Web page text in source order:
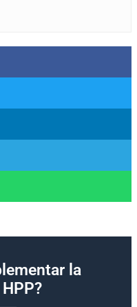
la